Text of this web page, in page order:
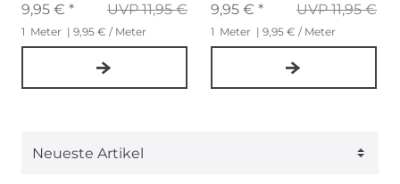
UVP 11,95 €
9,95 € *
1 Meter | 9,95 € / Meter
UVP 11,95 €
9,95 € *
1 Meter | 9,95 € / Meter